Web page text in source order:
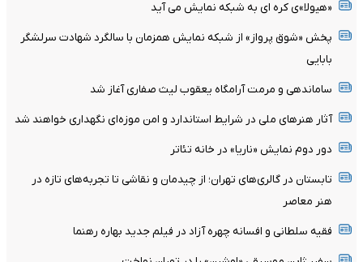
«هیولا»ی کره ای به شبکه نمایش می آید
پخش «شوق پرواز» از شبکه نمایش همزمان با سالگرد شهادت سرلشگر
بابایی
ساماندهی و مرمت آرامگاه یعقوب لیث صفاری آغاز شد
آثار هنرهای ملی در شرایط استاندارد و امن موزه‌ای نگهداری خواهند شد
دور دوم نمایش «ناریا» در خانه تئاتر
تابستان در گالری‌های تهران؛ از چیدمان و نقاشی تا تجربه‌های تازه در
هنر معاصر
فقیه سلطانی و افسانه چهره آزاد در فیلم جدید بهاره رهنما